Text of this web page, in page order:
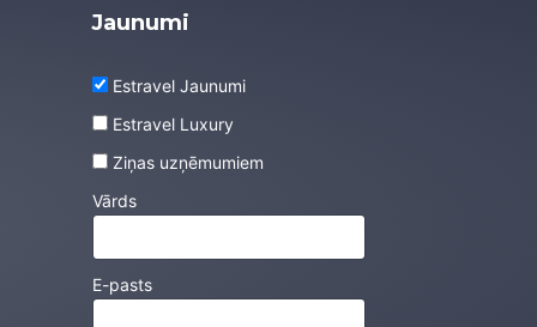
Jaunumi
Estravel Jaunumi
Estravel Luxury
Ziņas uzņēmumiem
Vārds
E-pasts